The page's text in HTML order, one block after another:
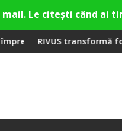
la Fashion Village
fosta platformă